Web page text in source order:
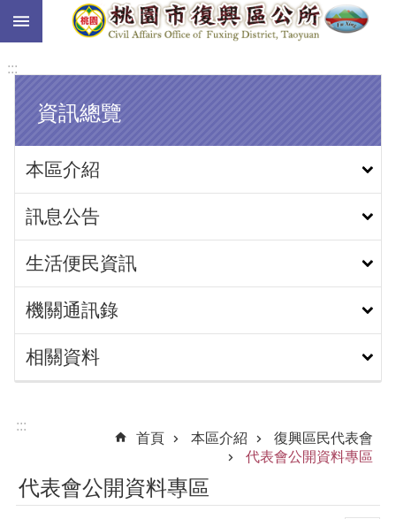
跳到主要內容區塊
:::
資訊總覽
本區介紹
訊息公告
生活便民資訊
機關通訊錄
相關資料
:::
首頁
本區介紹
復興區民代表會
代表會公開資料專區
代表會公開資料專區